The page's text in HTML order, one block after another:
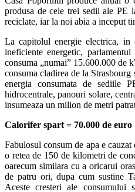
produsa de cele trei sedii ale
reciclate, iar la noi abia a inceput
La capitolul energie electrica, in
ineficiente energetic,
consuma „numai” 15.600.000 de
consuma cladirea de la
energia consumata de sediile
hidrocentrale, panouri solare,
insumeaza un milion de metri
Calorifer spart = 70.000 de euro
Fabulosul consum de apa e
o retea de 150 de kilometri de
oarecum similara cu a oricarui
de patru ori, dupa cum sustine
Aceste cresteri ale